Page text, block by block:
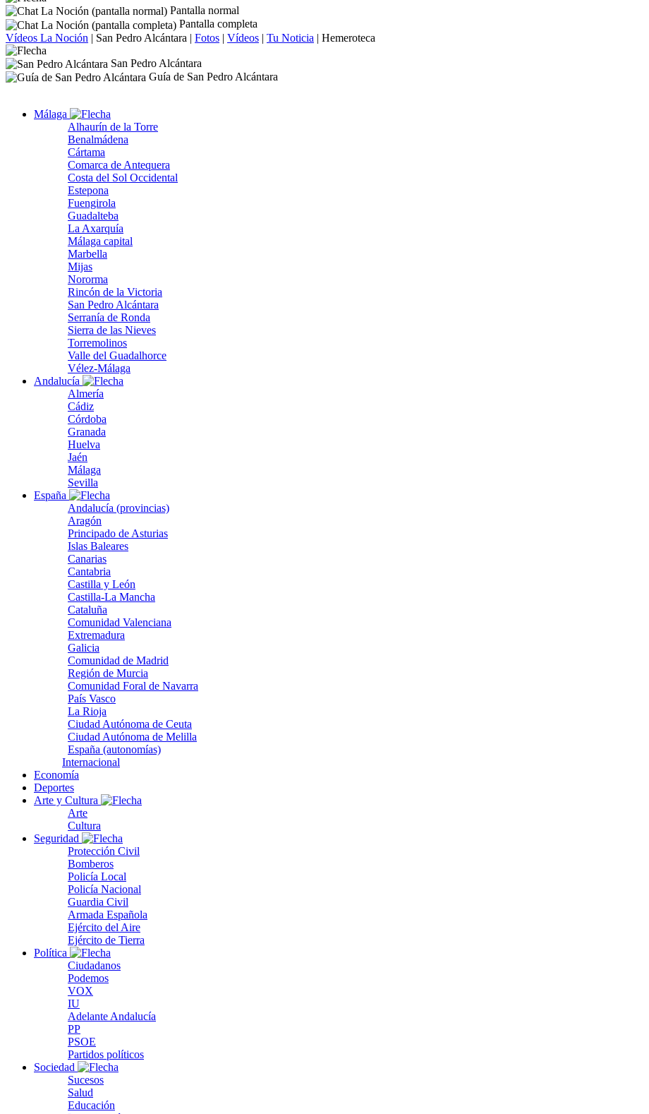
Pantalla normal
Pantalla completa
Vídeos La Noción | San Pedro Alcántara | Fotos | Vídeos | Tu Noticia | Hemeroteca
San Pedro Alcántara
Guía de San Pedro Alcántara
Málaga
Alhaurín de la Torre
Benalmádena
Cártama
Comarca de Antequera
Costa del Sol Occidental
Estepona
Fuengirola
Guadalteba
La Axarquía
Málaga capital
Marbella
Mijas
Nororma
Rincón de la Victoria
San Pedro Alcántara
Serranía de Ronda
Sierra de las Nieves
Torremolinos
Valle del Guadalhorce
Vélez-Málaga
Andalucía
Almería
Cádiz
Córdoba
Granada
Huelva
Jaén
Málaga
Sevilla
España
Andalucía (provincias)
Aragón
Principado de Asturias
Islas Baleares
Canarias
Cantabria
Castilla y León
Castilla-La Mancha
Cataluña
Comunidad Valenciana
Extremadura
Galicia
Comunidad de Madrid
Región de Murcia
Comunidad Foral de Navarra
País Vasco
La Rioja
Ciudad Autónoma de Ceuta
Ciudad Autónoma de Melilla
España (autonomías)
Internacional
Economía
Deportes
Arte y Cultura
Arte
Cultura
Seguridad
Protección Civil
Bomberos
Policía Local
Policía Nacional
Guardia Civil
Armada Española
Ejército del Aire
Ejército de Tierra
Política
Ciudadanos
Podemos
VOX
IU
Adelante Andalucía
PP
PSOE
Partidos políticos
Sociedad
Sucesos
Salud
Educación